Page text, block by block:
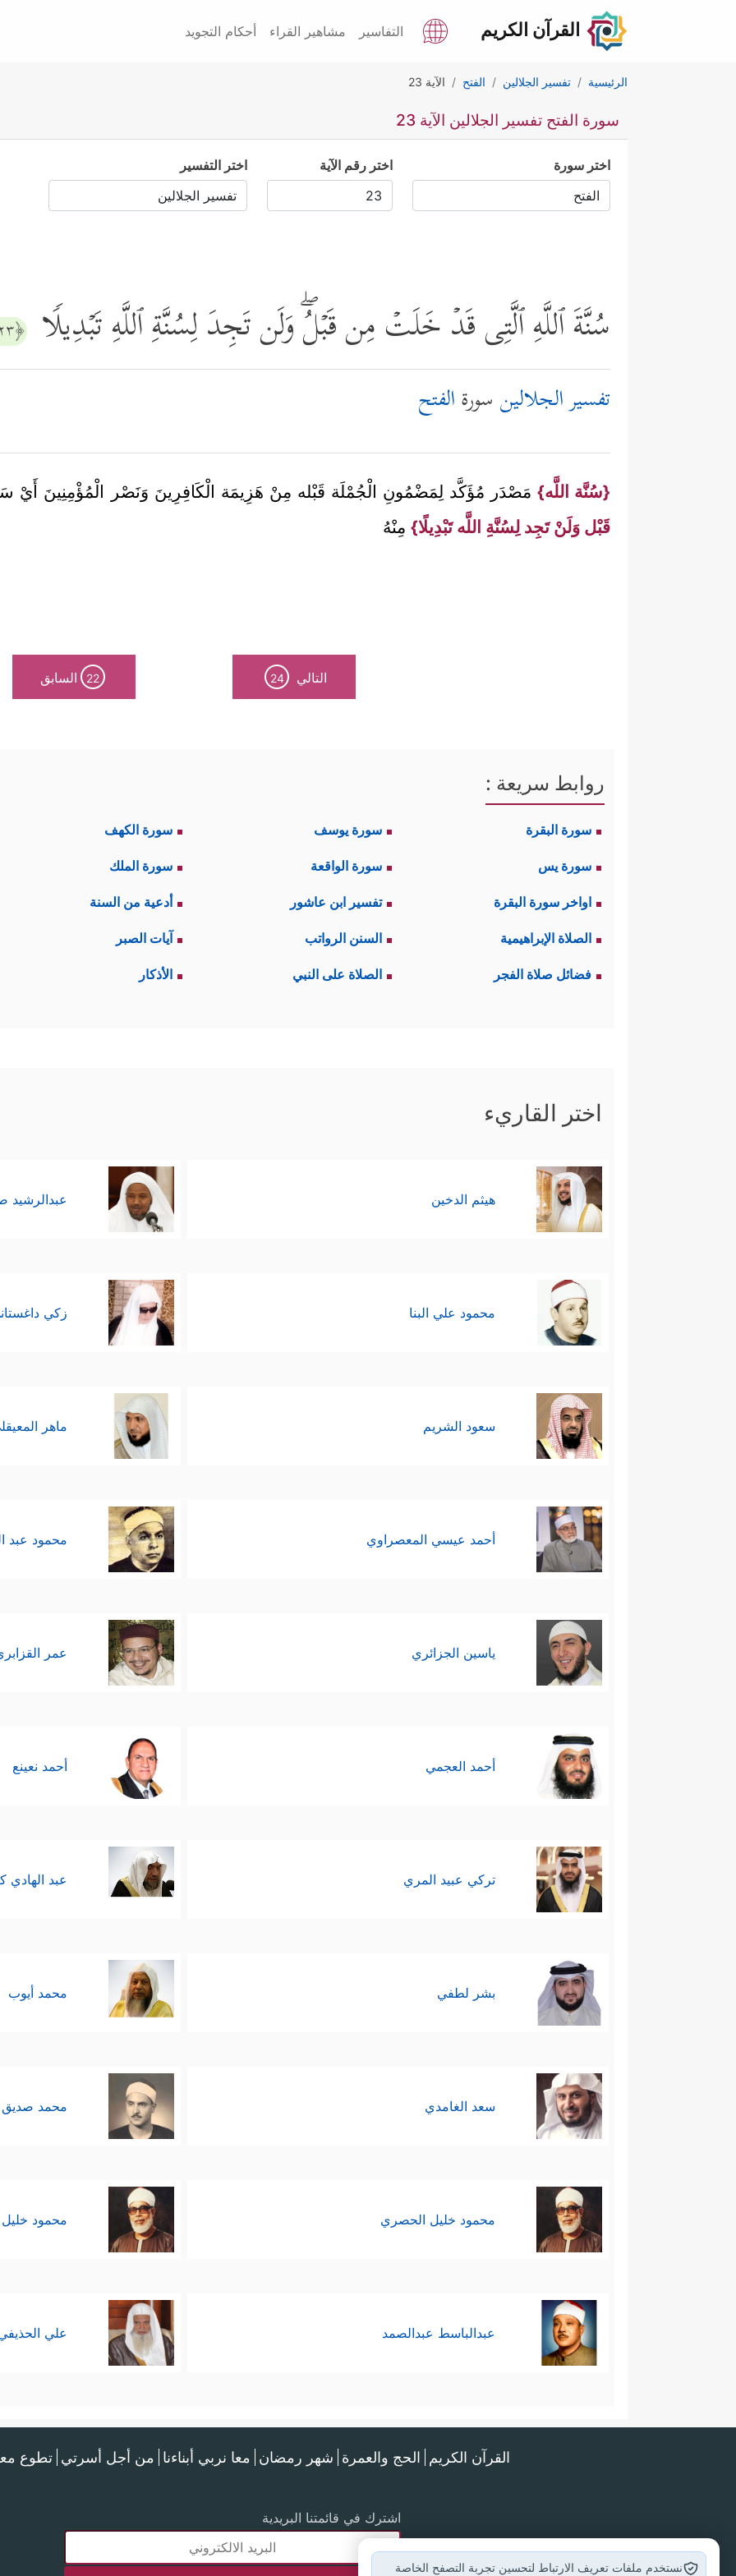
القرآن الكريم التفاسير مشاهير القراء أحكام التجويد
الرئيسية تفسير الجلالين الفتح الآية 23
سورة الفتح تفسير الجلالين الآية 23
اختر سورة اختر رقم الآية اختر التفسير
سُنَّةَ ٱللَّهِ ٱلَّتِی قَدۡ خَلَتۡ مِن قَبۡلُۖ وَلَن تَجِدَ لِسُنَّةِ ٱللَّهِ تَبۡدِیلࣰا ﴿٢٣﴾
تفسير الجلالين سورةالفتح
{سُنَّة اللَّه} مَصْدَر مُؤَكَّد لِمَضْمُونِ الْجُمْلَة قَبْله مِنْ هَزِيمَة الْكَافِرِينَ وَنَصْر الْمُؤْمِنِينَ أَيْ
قَبْل وَلَنْ تَجِد لِسُنَّةِ اللَّه تَبْدِيلًا} مِنْهُ
التالي 24
22 السابق
روابط سريعة :
سورة البقرة سورة يوسف سورة الكهف
سورة يس سورة الواقعة سورة الملك
اواخر سورة البقرة تفسير ابن عاشور أدعية من السنة
الصلاة الإبراهيمية السنن الرواتب آيات الصبر
فضائل صلاة الفجر الصلاة على النبي الأذكار
اختر القاريء
هيثم الدخين عبدالرشيد
محمود علي البنا زكي
سعود الشريم ماهر
أحمد عيسي المعصراوي محمود عبد
ياسين الجزائري عمر
أحمد العجمي أحمد نعينع
تركي عبيد المري عبد الهادي
بشر لطفي محمد أيوب
سعد الغامدي محمد صديق
محمود خليل الحصري محمود
عبدالباسط عبدالصمد علي
القرآن الكريم الحج والعمرة شهر رمضان معا نربي أبناءنا من أجل أسرتي تطوع
اشترك في قائمتنا البريدية
نستخدم ملفات تعريف الارتباط لتحسين تجربة التصفح الخاصة